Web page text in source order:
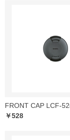
FRONT CAP LCF-
￥528